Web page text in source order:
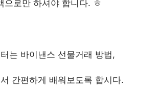
으로만 하셔야 합니다. ㅎ
는 바이낸스 선물거래 방법,
간편하게 배워보도록 합시다.